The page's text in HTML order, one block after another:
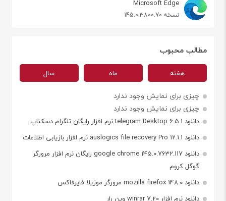
Microsoft Edge
نسخه 145.0.3800.70
مطالب محبوب
هفته ماه سال
چیزی برای نمایش وجود ندارد
چیزی برای نمایش وجود ندارد
دانلود telegram Desktop 6.5.1 نرم افزار رایگان تلگرام دسکتاپ
دانلود auslogics file recovery Pro 12.1.1 نرم افزار بازیابی اطلاعات
دانلود google chrome 145.0.7632.117 رایگان نرم افزار مرورگر
گوگل کروم
دانلود mozilla firefox 148.0 مرورگر موزیلا فایرفاکس
دانلود نرم افزار winrar 7.20 وین رار